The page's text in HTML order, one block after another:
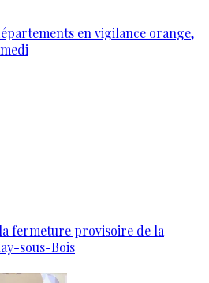
en vigilance orange,
fermeture provisoire de la
sous-Bois